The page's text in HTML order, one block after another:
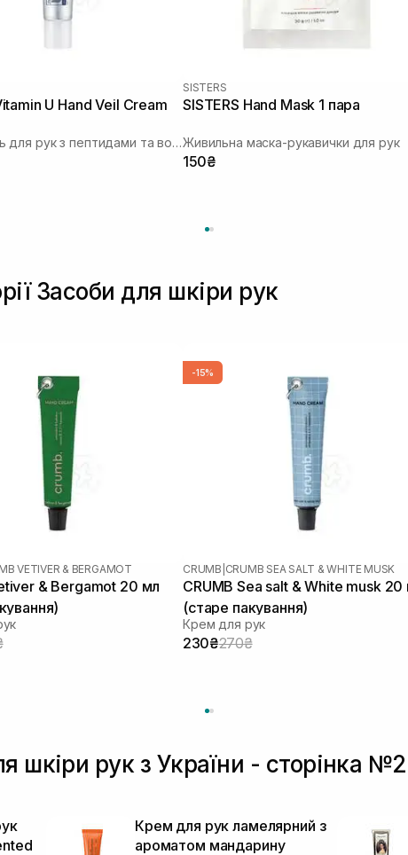
U Hand Veil Cream
Крем-вуаль для рук з пептидами та волюфіліном
SISTERS
SISTERS Hand Mask 1 пара
Живильна маска-рукавички для рук
150₴
Засоби для шкіри рук
VETIVER & BERGAMOT
& Bergamot 20 мл
-15%
CRUMB CRUMB SEA SALT & WHITE MUSK
CRUMB Sea salt & White musk 20
(старе пакування)
Крем для рук
230₴270₴
шкіри рук з України - сторінка №2
Крем для рук ламелярний з
ароматом мандарину